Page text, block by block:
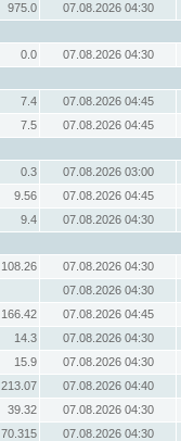
975.0
07.08.2026 04:30
0.0
07.08.2026 04:30
7.4
07.08.2026 04:45
7.5
07.08.2026 04:45
0.3
07.08.2026 03:00
9.56
07.08.2026 04:45
9.4
07.08.2026 04:30
108.26
07.08.2026 04:30
07.08.2026 04:30
166.42
07.08.2026 04:45
14.3
07.08.2026 04:30
15.9
07.08.2026 04:30
213.07
07.08.2026 04:40
39.32
07.08.2026 04:30
70.315
07.08.2026 04:30